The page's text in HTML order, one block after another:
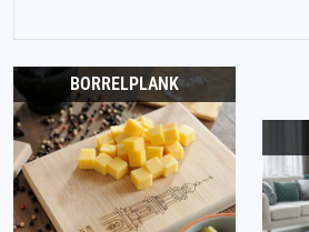
BORRELPLANK